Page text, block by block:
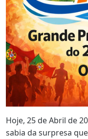
Hoje, 25 de Abril de
sabia da surpresa